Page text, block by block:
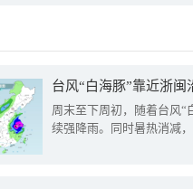
台风“白海豚”靠近浙
周末至下周初，随着台风“
续强降雨。同时暑热消减